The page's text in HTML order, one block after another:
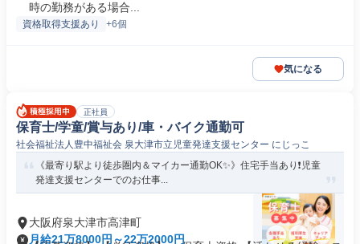
時の勤務がある場合...
資格取得支援あり +6個
気になる
正社員
保育士/学童/賞与あり/車・バイク通勤可
社会福祉法人豊中福祉会 泉大津市立児童発達支援センター にじっこ
《最寄り駅より徒歩圏内＆マイカー通勤OK✨》住宅手当あり❗️児童
発達支援センターでのお仕事...
大阪府泉大津市高津町
月給21万8000円～22万2000円